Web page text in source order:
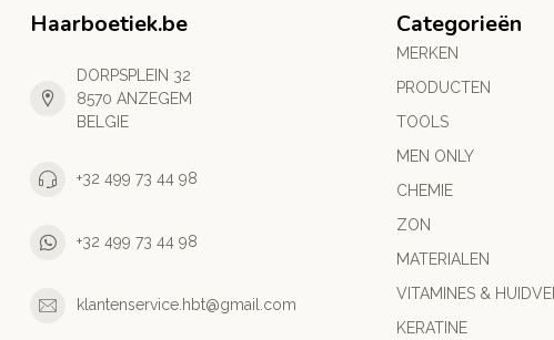
Haarboetiek.be
DORPSPLEIN 32
8570 ANZEGEM
BELGIE
+32 499 73 44 98
+32 499 73 44 98
klantenservice.hbt@gmail.com
Categorieën
MERKEN
PRODUCTEN
TOOLS
MEN ONLY
CHEMIE
ZON
MATERIALEN
VITAMINES &
KERATINE